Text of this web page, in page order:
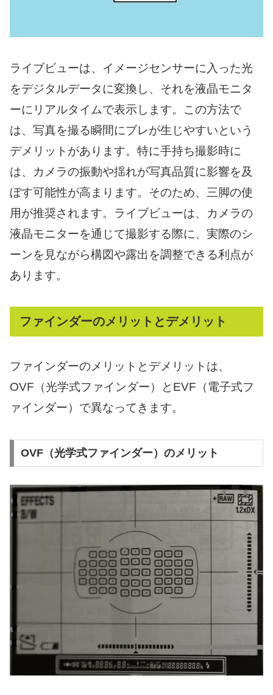
ライブビューは、イメージセンサーに入った光
をデジタルデータに変換し、それを液晶モニタ
ーにリアルタイムで表示します。この方法で
は、写真を撮る瞬間にブレが生じやすいという
デメリットがあります。特に手持ち撮影時に
は、カメラの振動や揺れが写真品質に影響を及
ぼす可能性が高まります。そのため、三脚の使
用が推奨されます。ライブビューは、カメラの
液晶モニターを通じて撮影する際に、実際のシ
ーンを見ながら構図や露出を調整できる利点が
あります。
ファインダーのメリットとデメリット
ファインダーのメリットとデメリットは、
OVF（光学式ファインダー）とEVF（電子式フ
ァインダー）で異なってきます。
OVF（光学式ファインダー）のメリット